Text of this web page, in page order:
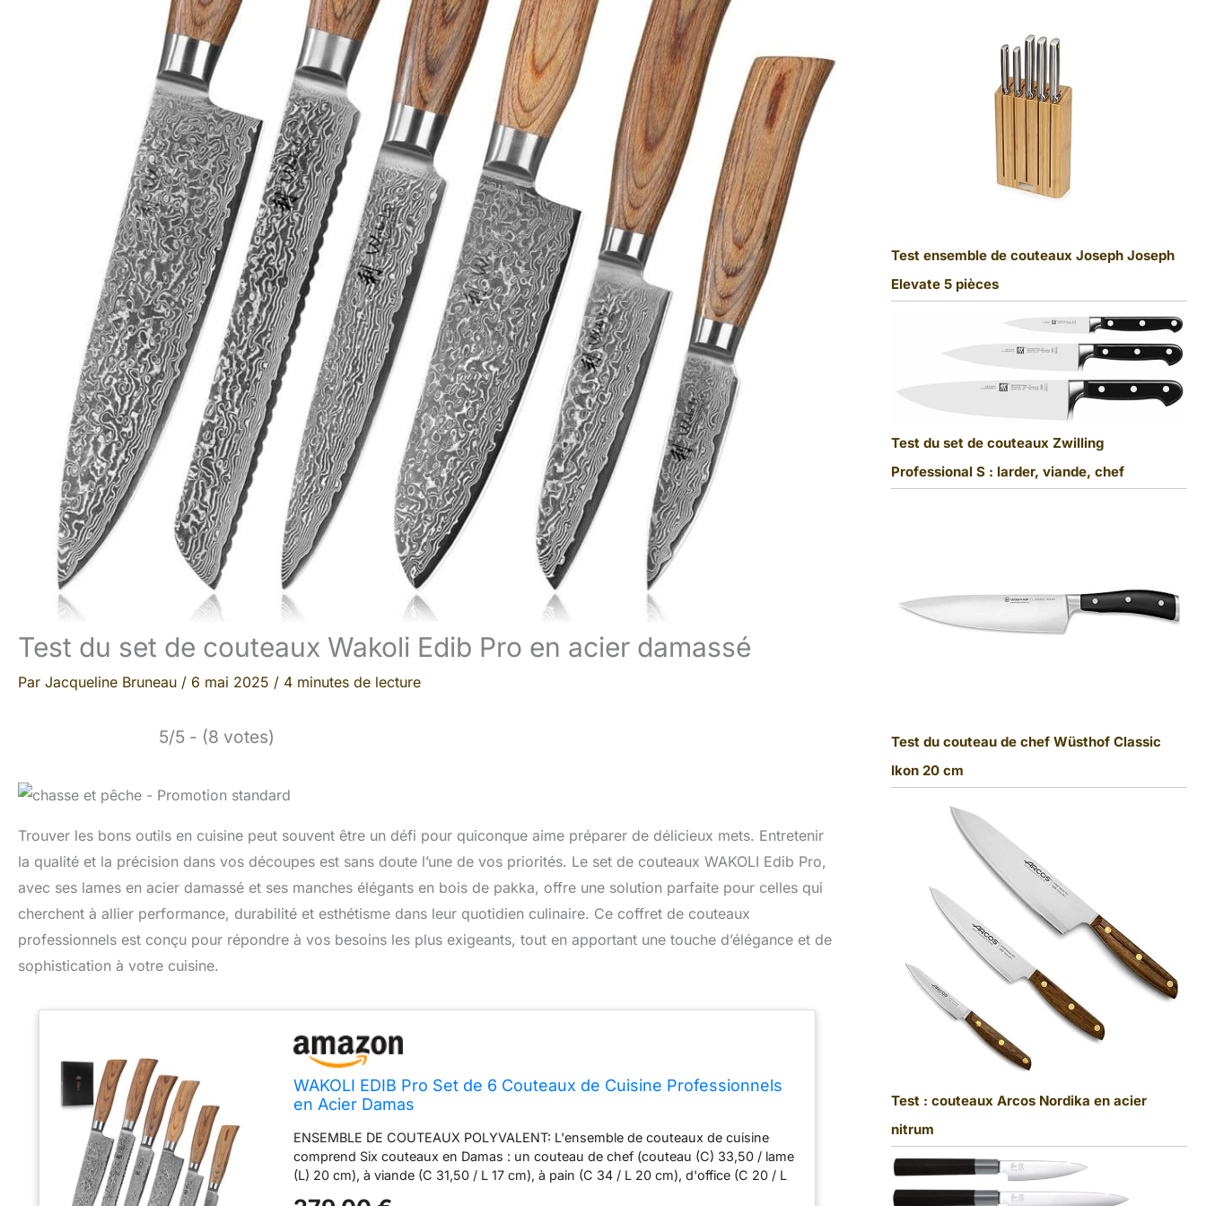
Test du set de couteaux Wakoli Edib Pro en acier damassé
Par Jacqueline Bruneau / 6 mai 2025 / 4 minutes de lecture
5/5 - (8 votes)
Trouver les bons outils en cuisine peut souvent être un défi pour quiconque aime préparer de délicieux mets. Entretenir
la qualité et la précision dans vos découpes est sans doute l’une de vos priorités. Le set de couteaux WAKOLI Edib Pro,
avec ses lames en acier damassé et ses manches élégants en bois de pakka, offre une solution parfaite pour celles qui
cherchent à allier performance, durabilité et esthétisme dans leur quotidien culinaire. Ce coffret de couteaux
professionnels est conçu pour répondre à vos besoins les plus exigeants, tout en apportant une touche d’élégance et de
sophistication à votre cuisine.
WAKOLI EDIB Pro Set de 6 Couteaux de Cuisine Professionnels
en Acier Damas
ENSEMBLE DE COUTEAUX POLYVALENT: L'ensemble de couteaux de cuisine
comprend Six couteaux en Damas : un couteau de chef (couteau (C) 33,50 / lame
(L) 20 cm), à viande (C 31,50 / L 17 cm), à pain (C 34 / L 20 cm), d'office (C 20 / L
Test ensemble de couteaux Joseph Joseph
Elevate 5 pièces
Test du set de couteaux Zwilling
Professional S : larder, viande, chef
Test du couteau de chef Wüsthof Classic
Ikon 20 cm
Test : couteaux Arcos Nordika en acier
nitrum